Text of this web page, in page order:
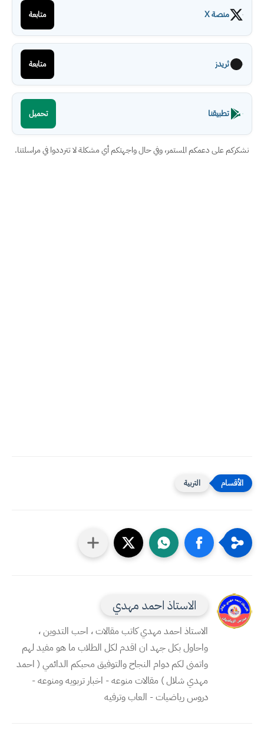
منصة X متابعة
ثريدز متابعة
تطبيقنا تحميل
نشكركم على دعمكم المستمر، وفي حال واجهتكم أي مشكلة لا تترددوا في مراسلتنا.
التربية
الاستاذ احمد مهدي
الاستاذ احمد مهدي كاتب مقالات ، احب التدوين ،
واحاول بكل جهد ان اقدم لكل الطلاب ما هو مفيد لهم
واتمنى لكم دوام النجاح والتوفيق محبكم الدائمي ( احمد
مهدي شلال ) مقالات منوعه - اخبار تربويه ومنوعه -
دروس رياضيات - العاب وترفيه